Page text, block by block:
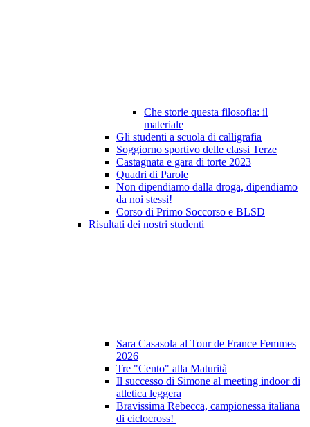
Che storie questa filosofia: il
materiale
Gli studenti a scuola di calligrafia
Soggiorno sportivo delle classi Terze
Castagnata e gara di torte 2023
Quadri di Parole
Non dipendiamo dalla droga, dipendiamo
da noi stessi!
Corso di Primo Soccorso e BLSD
Risultati dei nostri studenti
Sara Casasola al Tour de France Femmes
2026
Tre "Cento" alla Maturità
Il successo di Simone al meeting indoor di
atletica leggera
Bravissima Rebecca, campionessa italiana
di ciclocross!